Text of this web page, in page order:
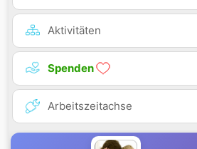
Aktivitäten
Spenden
Arbeitszeitachse